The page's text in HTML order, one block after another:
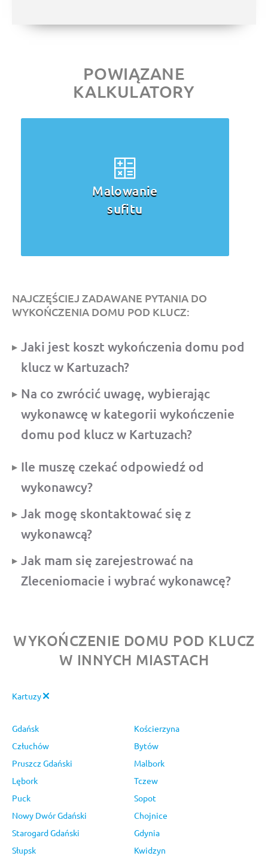
POWIĄZANE
KALKULATORY
Malowanie
sufitu
NAJCZĘŚCIEJ ZADAWANE PYTANIA DO
WYKOŃCZENIA DOMU POD KLUCZ:
Jaki jest koszt wykończenia domu pod
klucz w Kartuzach?
Na co zwrócić uwagę, wybierając
wykonawcę w kategorii wykończenie
domu pod klucz w Kartuzach?
Ile muszę czekać odpowiedź od
wykonawcy?
Jak mogę skontaktować się z
wykonawcą?
Jak mam się zarejestrować na
Zleceniomacie i wybrać wykonawcę?
WYKOŃCZENIE DOMU POD KLUCZ
W INNYCH MIASTACH
Kartuzy
Gdańsk
Kościerzyna
Człuchów
Bytów
Pruszcz Gdański
Malbork
Lębork
Tczew
Puck
Sopot
Nowy Dwór Gdański
Chojnice
Starogard Gdański
Gdynia
Słupsk
Kwidzyn